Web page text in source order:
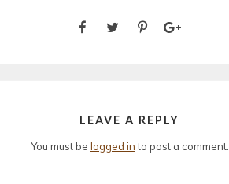
LEAVE A REPLY
You must be logged into post a comment.